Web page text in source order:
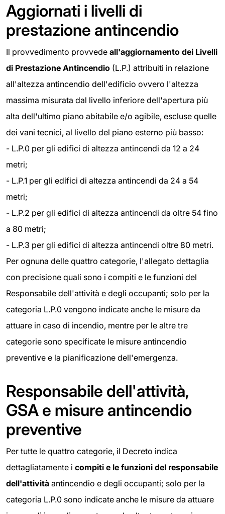
Aggiornati i livelli di
prestazione antincendio
Il provvedimento provvede all'aggiornamento dei Livelli
di Prestazione Antincendio (L.P.) attribuiti in relazione
all'altezza antincendio dell'edificio ovvero l'altezza
massima misurata dal livello inferiore dell'apertura più
alta dell'ultimo piano abitabile e/o agibile, escluse quelle
dei vani tecnici, al livello del piano esterno più basso:
- L.P.0 per gli edifici di altezza antincendi da 12 a 24
metri;
- L.P.1 per gli edifici di altezza antincendi da 24 a 54
metri;
- L.P.2 per gli edifici di altezza antincendi da oltre 54 fino
a 80 metri;
- L.P.3 per gli edifici di altezza antincendi oltre 80 metri.
Per ognuna delle quattro categorie, l'allegato dettaglia
con precisione quali sono i compiti e le funzioni del
Responsabile dell'attività e degli occupanti; solo per la
categoria L.P.0 vengono indicate anche le misure da
attuare in caso di incendio, mentre per le altre tre
categorie sono specificate le misure antincendio
preventive e la pianificazione dell'emergenza.
Responsabile dell'attività,
GSA e misure antincendio
preventive
Per tutte le quattro categorie, il Decreto indica
dettagliatamente i compiti e le funzioni del responsabile
dell'attività antincendio e degli occupanti; solo per la
categoria L.P.0 sono indicate anche le misure da attuare